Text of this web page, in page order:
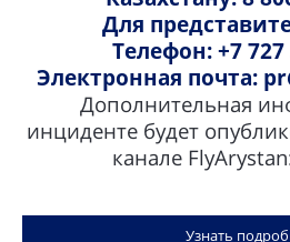
Для
Телефон: +7 727
Электронная почта:
Дополнительная
инциденте будет
канале
Узнать
Наши направления
Города
Свяжитесь с нами
Присоединяйтесь к нам: